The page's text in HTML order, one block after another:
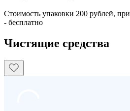
Стоимость упаковки 200 рублей,
- бесплатно
Чистящие средства